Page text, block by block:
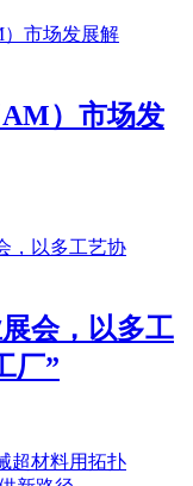
）市场发
会，以多工
厂”